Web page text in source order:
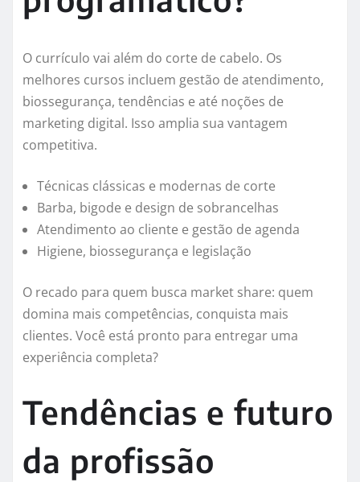
O currículo vai além do corte de cabelo. Os
melhores cursos incluem gestão de atendimento,
biossegurança, tendências e até noções de
marketing digital. Isso amplia sua vantagem
competitiva.
Técnicas clássicas e modernas de corte
Barba, bigode e design de sobrancelhas
Atendimento ao cliente e gestão de agenda
Higiene, biossegurança e legislação
O recado para quem busca market share: quem
domina mais competências, conquista mais
clientes. Você está pronto para entregar uma
experiência completa?
Tendências e futuro
da profissão